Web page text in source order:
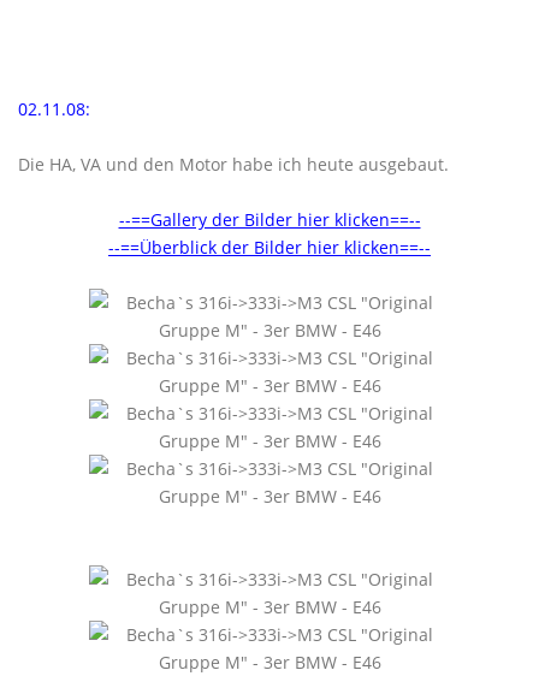
02.11.08:
Die HA, VA und den Motor habe ich heute ausgebaut.
--==Gallery der Bilder hier klicken==--
--==Überblick der Bilder hier klicken==--